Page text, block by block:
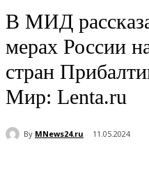
В МИД
мерах России
стран
Мир: Lenta.ru
By MNews24.ru 11.05.2024